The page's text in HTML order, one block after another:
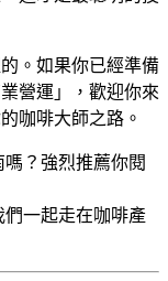
。如果你已經準備
營運」，歡迎你來
咖啡大師之路。
？強烈推薦你閱
們一起走在咖啡產